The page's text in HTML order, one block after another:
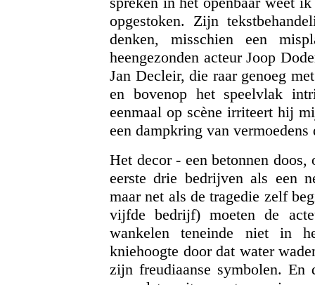
opgestoken. Zijn
denken, misschien een
heengezonden acteur Joop
Jan Decleir, die raar genoeg
en bovenop het speelvlak
eenmaal op scène irriteert hij
een dampkring van
Het decor - een betonnen
eerste drie bedrijven als een
maar net als de tragedie zelf
vijfde bedrijf) moeten de
wankelen teneinde niet in
kniehoogte door dat water
zijn freudiaanse symbolen.